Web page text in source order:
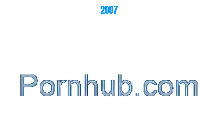
2007